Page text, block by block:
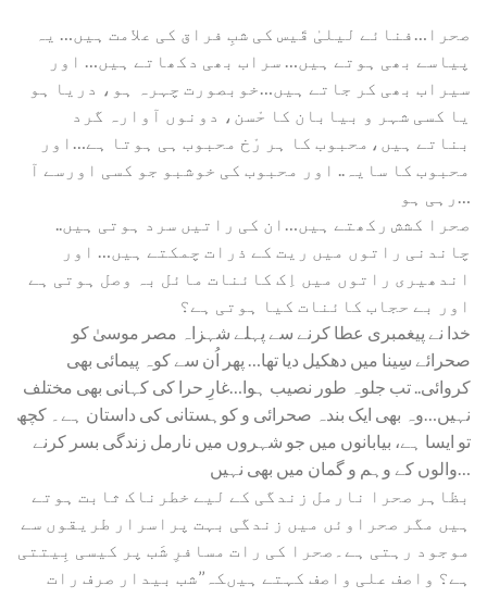
صحرا…فنائے لیلیٰ قَیس کی شبِ فراق کی علامت ہیں… یہ
پیاسے بھی ہوتے ہیں… سراب بھی دکھاتے ہیں… اور
سیراب بھی کر جاتے ہیں…خوبصورت چہرہ ہو، دریا ہو
یا کسی شہر و بیابان کا حْسن، دونوں آوارہ گرد
بناتے ہیں،محبوب کا ہر رْخ محبوب ہی ہوتا ہے…اور
محبوب کا سایہ.. اور محبوب کی خوشبو جو کسی اورسے آ
رہی ہو…
صحرا کشش رکھتے ہیں…ان کی راتیں سرد ہوتی ہیں..
چاندنی راتوں میں ریت کے ذرات چمکتے ہیں… اور
اندھیری راتوں میں اِک کائنات مائل بہ وصل ہوتی ہے
اور بے حجاب کائنات کیا ہوتی ہے؟
خدا نے پیغمبری عطا کرنے سے پہلے شہزاہ مصر موسیٰ کو
صحرائے سِینا میں دھکیل دیا تھا… پھر اُن سے کوہ پیمائی بھی
کروائی.. تب جلوہ طور نصیب ہوا…غارِ حرا کی کہانی بھی مختلف
نہیں…وہ بھی ایک بندہ صحرائی و کوہستانی کی داستان ہے۔ کچھ
تو ایسا ہے، بیابانوں میں جو شہروں میں نارمل زندگی بسر کرنے
والوں کے وہم و گمان میں بھی نہیں…
بظاہر صحرا نارمل زندگی کے لیے خطرناک ثابت ہوتے
ہیں مگر صحراوئں میں زندگی بہت پراسرار طریقوں سے
موجود رہتی ہے۔صحرا کی رات مسافرِ شَب پر کیسی بِیتتی
ہے؟ واصف علی واصف کہتے ہیںکہ’’شب بیدار صرف رات